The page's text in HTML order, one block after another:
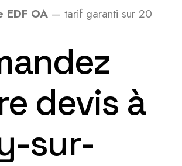
EDF OA — tarif garanti sur 20
devis à
sur-